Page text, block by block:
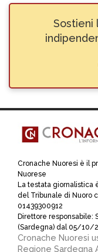
Sostieni
Cronache Nuoresi è il
Nuorese
La testata giornalistica
del Tribunale di Nuoro
01439300912
Direttore responsabile:
(Sardegna) dal 05/10/
Cronache Nuoresi
Regione Sardegna